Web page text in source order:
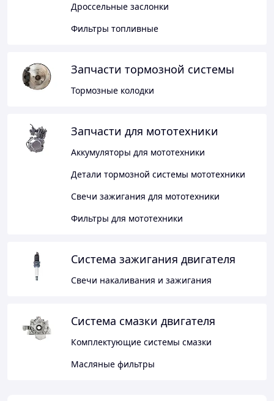
Дроссельные заслонки
Фильтры топливные
Запчасти тормозной системы
Тормозные колодки
Запчасти для мототехники
Аккумуляторы для мототехники
Детали тормозной системы мототехники
Свечи зажигания для мототехники
Фильтры для мототехники
Система зажигания двигателя
Свечи накаливания и зажигания
Система смазки двигателя
Комплектующие системы смазки
Масляные фильтры